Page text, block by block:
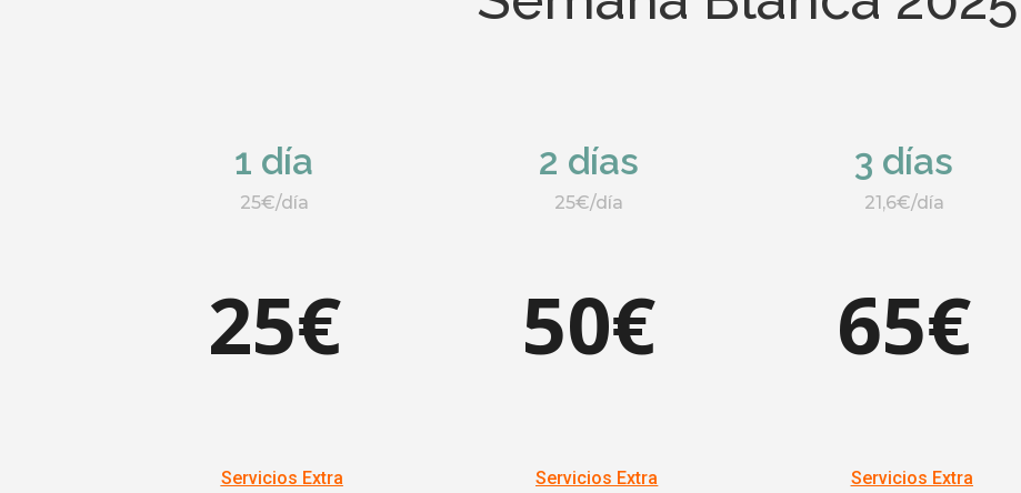
1 día
25€/día
25€
Servicios Extra
2 días
25€/día
50€
Servicios Extra
3 días
21,6€/día
65€
Servicios Extra